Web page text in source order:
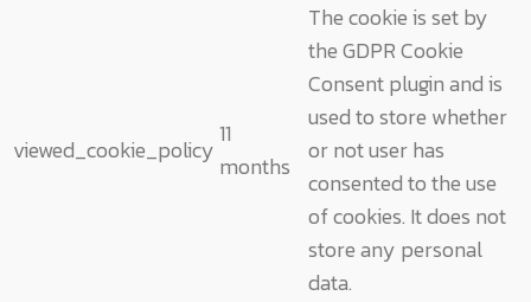
viewed_cookie_policy
11
months
The cookie is set by
the GDPR Cookie
Consent plugin and is
used to store whether
or not user has
consented to the use
of cookies. It does not
store any personal
data.